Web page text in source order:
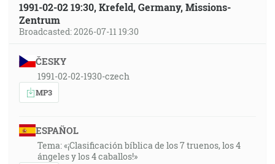
1991-02-02 19:30, Krefeld, Germany, Missions-
Zentrum
Broadcasted: 2026-07-11 19:30
ČESKY
1991-02-02-1930-czech
MP3
ESPAÑOL
Tema: «¡Clasificación bíblica de los 7 truenos, los 4
ángeles y los 4 caballos!»